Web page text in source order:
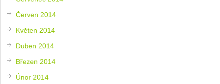
Červen 2014
Květen 2014
Duben 2014
Březen 2014
Únor 2014